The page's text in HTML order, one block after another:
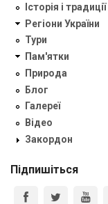
Історія і традиції
Регіони України
Тури
Пам'ятки
Природа
Блог
Галереї
Відео
Закордон
Підпишіться